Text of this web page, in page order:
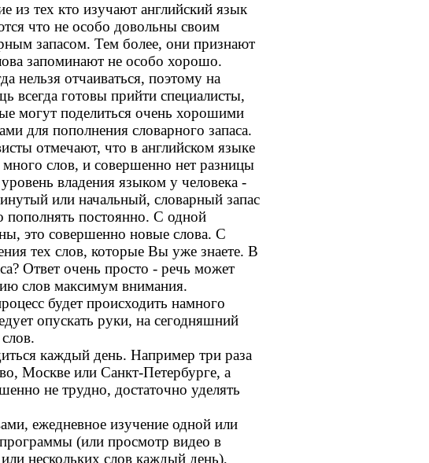
из тех кто изучают английский язык
что не особо довольны своим
запасом. Тем более, они признают
запоминают не особо хорошо.
нельзя отчаиваться, поэтому на
всегда готовы прийти специалисты,
могут поделиться очень хорошими
для пополнения словарного запаса.
отмечают, что в английском языке
много слов, и совершенно нет разницы
владения языком у человека -
или начальный, словарный запас
пополнять постоянно. С одной
это совершенно новые слова. С
тех слов, которые Вы уже знаете. В
Ответ очень просто - речь может
слов максимум внимания.
будет происходить намного
опускать руки, на сегодняшний
каждый день. Например три раза
Москве или Санкт-Петербурге, а
не трудно, достаточно уделять
ежедневное изучение одной или
(или просмотр видео в
нескольких слов каждый день),